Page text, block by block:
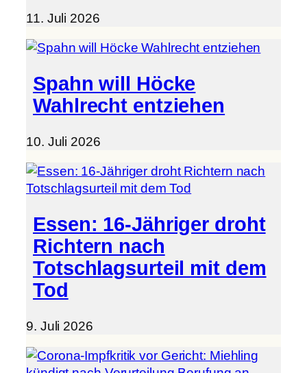
11. Juli 2026
Spahn will Höcke
Wahlrecht entziehen
10. Juli 2026
Essen: 16-Jähriger droht
Richtern nach
Totschlagsurteil mit dem
Tod
9. Juli 2026